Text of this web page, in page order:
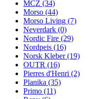
MCZ (34)
Morso (44)
Morso Living (7)
Neverdark (0)
Nordic Fire (29)
Nordpeis (16)
Norsk Kleber(19)
OUTR (16)
Pierres d'Henri (2)
Planika (35)
Primo (11)